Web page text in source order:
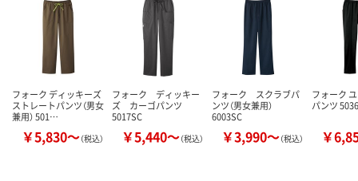
フォーク ディッキーズ
ストレートパンツ（男女
兼用） 501…
￥5,830～（税込）
フォーク ディッキー
ズ カーゴパンツ
5017SC
￥5,440～（税込）
フォーク スクラブパ
ンツ（男女兼用）
6003SC
￥3,990～（税込）
フォーク
パンツ
￥